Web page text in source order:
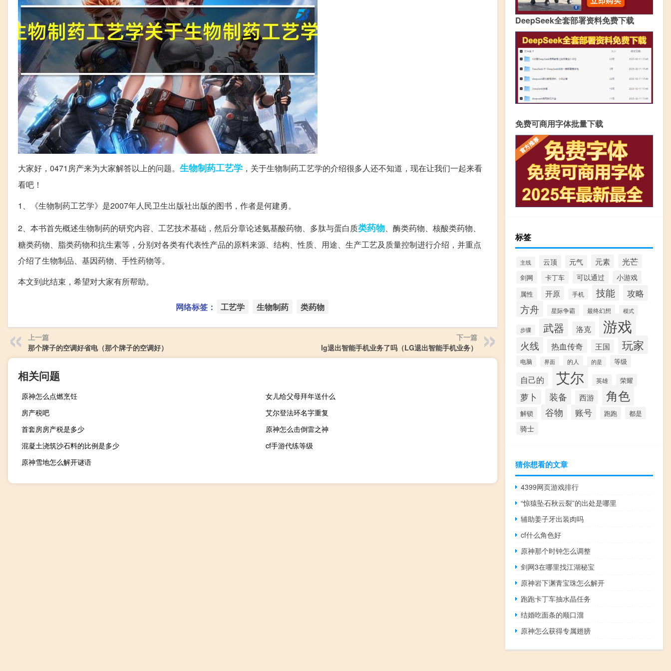
大家好，0471房产来为大家解答以上的问题。 生物制药工艺学 ，关于生物制药工艺学的介绍很多人还不知道，现在让我们一起来看
看吧！
1、《生物制药工艺学》是2007年人民卫生出版社出版的图书，作者是何建勇。
2、本书首先概述生物制药的研究内容、工艺技术基础，然后分章论述氨基酸药物、多肽与蛋白质类药物、酶类药物、核酸类药物、
糖类药物、脂类药物和抗生素等，分别对各类有代表性产品的原料来源、结构、性质、用途、生产工艺及质量控制进行介绍，并重点
介绍了生物制品、基因药物、手性药物等。
本文到此结束，希望对大家有所帮助。
网络标签： 工艺学 生物制药 类药物
上一篇
那个牌子的空调好省电（那个牌子的空调好）
下一篇
lg退出智能手机业务了吗（LG退出智能手机业务）
相关问题
原神怎么点燃烹饪
女儿给父母拜年送什么
房产税吧
艾尔登法环名字重复
首套房房产税是多少
原神怎么击倒雷之神
混凝土浇筑沙石料的比例是多少
cf手游代练等级
原神雪地怎么解开谜语
DeepSeek全套部署资料免费下载
免费可商用字体批量下载
标签
主线 云顶 元气 元素 光芒
剑网 卡丁车 可以通过 小游戏
属性 开原 手机 技能 攻略
方舟 星际争霸 最终幻想 模式
步骤 武器 洛克 游戏
火线 热血传奇 王国 玩家
电脑 界面 的人 的是 等级
自己的 艾尔 英雄 荣耀
萝卜 装备 西游 角色
解锁 谷物 账号 跑跑 都是
骑士
猜你想看的文章
4399网页游戏排行
“惊猿坠石秋云裂”的出处是哪里
辅助姜子牙出装肉吗
cf什么角色好
原神那个时钟怎么调整
剑网3在哪里找江湖秘宝
原神岩下渊青宝珠怎么解开
跑跑卡丁车抽水晶任务
结婚吃面条的顺口溜
原神怎么获得专属翅膀